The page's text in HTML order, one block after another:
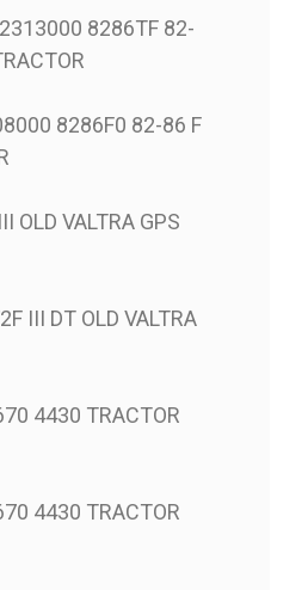
8286TF 82-
8286F0 82-86 F
OLD VALTRA GPS
III DT OLD VALTRA
4430 TRACTOR
4430 TRACTOR